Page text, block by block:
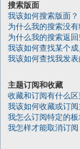
搜索版面
我该如何搜索版面？
为什么我的搜索没有
为什么我的搜索返回
我该如何查找某个成
我该如何查找我发表
主题订阅和收藏
收藏和订阅有什么区
我该如何收藏或订阅
我怎么订阅特定的板
我怎样才能取消订阅